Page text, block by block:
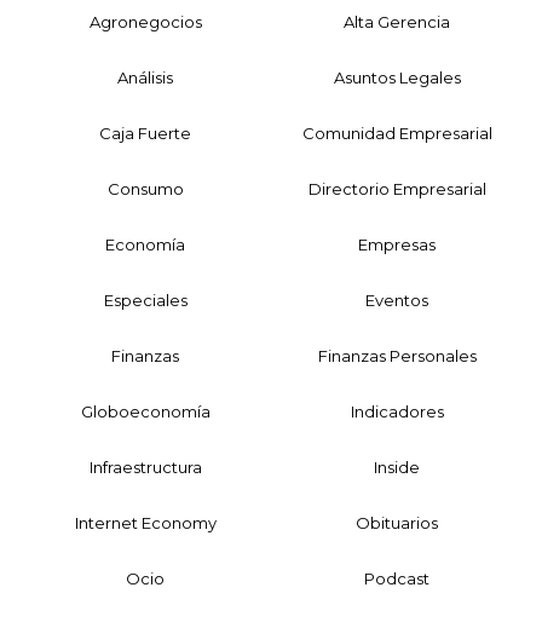
Agronegocios Alta Gerencia
Análisis Asuntos Legales
Caja Fuerte Comunidad Empresarial
Consumo Directorio Empresarial
Economía Empresas
Especiales Eventos
Finanzas Finanzas Personales
Globoeconomía Indicadores
Infraestructura Inside
Internet Economy Obituarios
Ocio Podcast